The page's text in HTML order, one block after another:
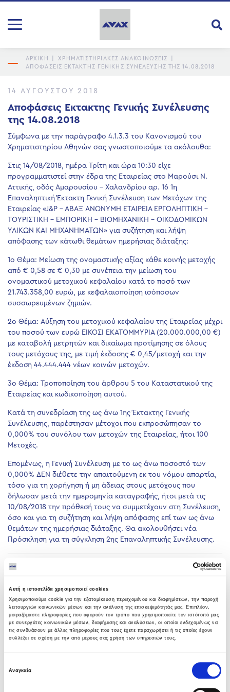
Αυτή η ιστοσελίδα χρησιμοποιεί cookies
Χρησιμοποιούμε cookie για την εξατομίκευση περιεχομένου και διαφημίσεων, την παροχή
λειτουργιών κοινωνικών μέσων και την ανάλυση της επισκεψιμότητάς μας. Επιπλέον,
μοιραζόμαστε πληροφορίες που αφορούν τον τρόπο που χρησιμοποιείτε τον ιστότοπό μας
με συνεργάτες κοινωνικών μέσων, διαφήμισης και αναλύσεων, οι οποίοι ενδεχομένως να
τις συνδυάσουν με άλλες πληροφορίες που τους έχετε παραχωρήσει ή τις οποίες έχουν
συλλέξει σε σχέση με την από μέρους σας χρήση των υπηρεσιών τους.
συγκατάθεσης
Αναγκαία
ΑΡΧΙΚΗ ΧΡΗΜΑΤΙΣΤΗΡΙΑΚΕΣ ΑΝΑΚΟΙΝΩΣΕΙΣ
ΑΠΟΦΆΣΕΙΣ ΕΚΤΑΚΤΗΣ ΓΕΝΙΚΉΣ ΣΥΝΈΛΕΥΣΗΣ ΤΗΣ 14.08.2018
14 ΑΥΓΟΎΣΤΟΥ 2018
Αποφάσεις Εκτακτης Γενικής Συνέλευσης
της 14.08.2018
Σύμφωνα με την παράγραφο 4.1.3.3 του Κανονισμού του
Χρηματιστηρίου Αθηνών σας γνωστοποιούμε τα ακόλουθα:
Στις 14/08/2018, ημέρα Τρίτη και ώρα 10:30 είχε
προγραμματιστεί στην έδρα της Εταιρείας στο Μαρούσι Ν.
Αττικής, οδός Αμαρουσίου – Χαλανδρίου αρ. 16 1η
Επαναληπτική Έκτακτη Γενική Συνέλευση των Μετόχων της
Εταιρείας «J&P – ABAΞ ΑΝΩΝΥΜΗ ΕΤΑΙΡΕΙΑ ΕΡΓΟΛΗΠΤΙΚΗ –
ΤΟΥΡΙΣΤΙΚΗ – ΕΜΠΟΡΙΚΗ – ΒΙΟΜΗΧΑΝΙΚΗ – ΟΙΚΟΔΟΜΙΚΩΝ
ΥΛΙΚΩΝ ΚΑΙ ΜΗΧΑΝΗΜΑΤΩΝ» για συζήτηση και λήψη
απόφασης των κάτωθι θεμάτων ημερήσιας διάταξης:
1ο Θέμα: Μείωση της ονομαστικής αξίας κάθε κοινής μετοχής
από € 0,58 σε € 0,30 με συνέπεια την μείωση του
ονομαστικού μετοχικού κεφαλαίου κατά το ποσό των
21.743.358,00 ευρώ, με κεφαλαιοποίηση ισόποσων
συσσωρευμένων ζημιών.
2ο Θέμα: Αύξηση του μετοχικού κεφαλαίου της Εταιρείας μέχρι
του ποσού των ευρώ ΕΙΚΟΣΙ ΕΚΑΤΟΜΜΥΡΙΑ (20.000.000,00 €)
με καταβολή μετρητών και δικαίωμα προτίμησης σε όλους
τους μετόχους της, με τιμή έκδοσης € 0,45/μετοχή και την
έκδοση 44.444.444 νέων κοινών μετοχών.
3ο Θέμα: Τροποποίηση του άρθρου 5 του Καταστατικού της
Εταιρείας και κωδικοποίηση αυτού.
Κατά τη συνεδρίαση της ως άνω 1ης Έκτακτης Γενικής
Συνέλευσης, παρέστησαν μέτοχοι που εκπροσώπησαν το
0,000% του συνόλου των μετοχών της Εταιρείας, ήτοι 100
Μετοχές.
Επομένως, η Γενική Συνέλευση με το ως άνω ποσοστό των
0,000% ΔΕΝ διέθετε την απαιτούμενη εκ του νόμου απαρτία,
τόσο για τη χορήγηση ή μη άδειας στους μετόχους που
δήλωσαν μετά την ημερομηνία καταγραφής, ήτοι μετά τις
10/08/2018 την πρόθεσή τους να συμμετέχουν στη Συνέλευση,
όσο και για τη συζήτηση και λήψη απόφασης επί των ως άνω
θεμάτων της ημερήσιας διάταξης. Θα ακολουθήσει νέα
Πρόσκληση για τη σύγκληση 2ης Επαναληπτικής Συνέλευσης.
NEXT